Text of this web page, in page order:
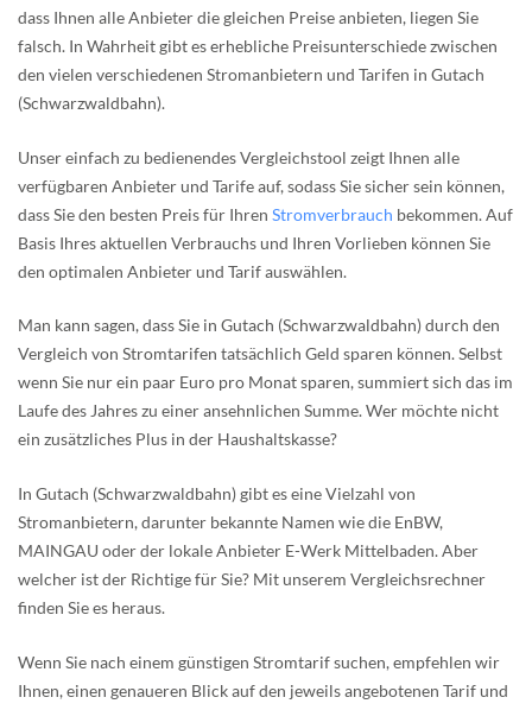
dass Ihnen alle Anbieter die gleichen Preise anbieten, liegen Sie
falsch. In Wahrheit gibt es erhebliche Preisunterschiede zwischen
den vielen verschiedenen Stromanbietern und Tarifen in Gutach
(Schwarzwaldbahn).
Unser einfach zu bedienendes Vergleichstool zeigt Ihnen alle
verfügbaren Anbieter und Tarife auf, sodass Sie sicher sein können,
dass Sie den besten Preis für Ihren Stromverbrauch bekommen. Auf
Basis Ihres aktuellen Verbrauchs und Ihren Vorlieben können Sie
den optimalen Anbieter und Tarif auswählen.
Man kann sagen, dass Sie in Gutach (Schwarzwaldbahn) durch den
Vergleich von Stromtarifen tatsächlich Geld sparen können. Selbst
wenn Sie nur ein paar Euro pro Monat sparen, summiert sich das im
Laufe des Jahres zu einer ansehnlichen Summe. Wer möchte nicht
ein zusätzliches Plus in der Haushaltskasse?
In Gutach (Schwarzwaldbahn) gibt es eine Vielzahl von
Stromanbietern, darunter bekannte Namen wie die EnBW,
MAINGAU oder der lokale Anbieter E-Werk Mittelbaden. Aber
welcher ist der Richtige für Sie? Mit unserem Vergleichsrechner
finden Sie es heraus.
Wenn Sie nach einem günstigen Stromtarif suchen, empfehlen wir
Ihnen, einen genaueren Blick auf den jeweils angebotenen Tarif und